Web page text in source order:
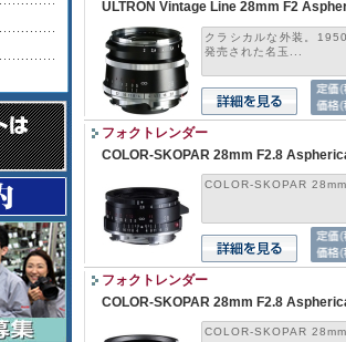
ULTRON Vintage Line 28mm F2
クラシカルな外装。
発売された名玉...
フォクトレンダー
COLOR-SKOPAR 28mm F2.8
COLOR-SKOPAR
フォクトレンダー
COLOR-SKOPAR 28mm F2.8
COLOR-SKOPAR